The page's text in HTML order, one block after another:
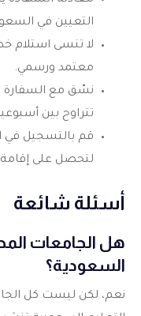
التعيين في
لا تنسى استلام
معتمد ورسمي.
نسّق مع السفارة
تتراوح بين
قم بالتسجيل في
لتحصل على
أسئلة شائعة
هل الجامعات
السعودية؟
نعم، لكن ليست كل